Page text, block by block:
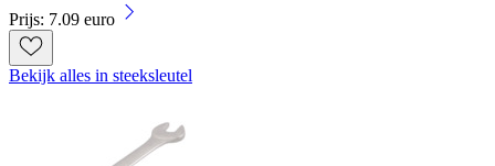
Prijs: 7.09 euro
Bekijk alles in steeksleutel